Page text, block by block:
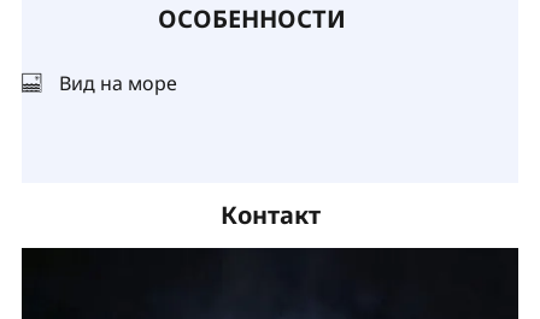
ОСОБЕННОСТИ
Вид на море
Контакт